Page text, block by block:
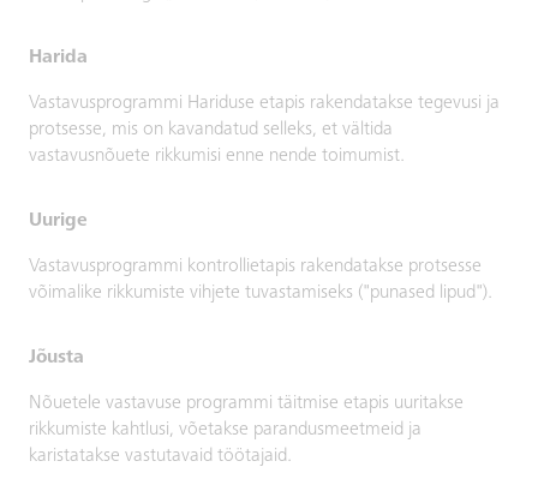
Harida
Vastavusprogrammi Hariduse etapis rakendatakse tegevusi ja
protsesse, mis on kavandatud selleks, et vältida
vastavusnõuete rikkumisi enne nende toimumist.
Uurige
Vastavusprogrammi kontrollietapis rakendatakse protsesse
võimalike rikkumiste vihjete tuvastamiseks ("punased lipud").
Jõusta
Nõuetele vastavuse programmi täitmise etapis uuritakse
rikkumiste kahtlusi, võetakse parandusmeetmeid ja
karistatakse vastutavaid töötajaid.